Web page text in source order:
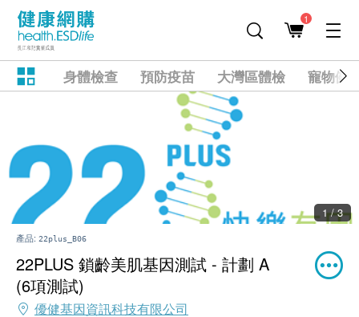
1
身體檢查 預防疫苗 大灣區體檢 寵物健
1 / 3
產品: 22plus_B06
22PLUS 鎖齡美肌基因測試 - 計劃 A
(6項測試)
優健基因資訊科技有限公司